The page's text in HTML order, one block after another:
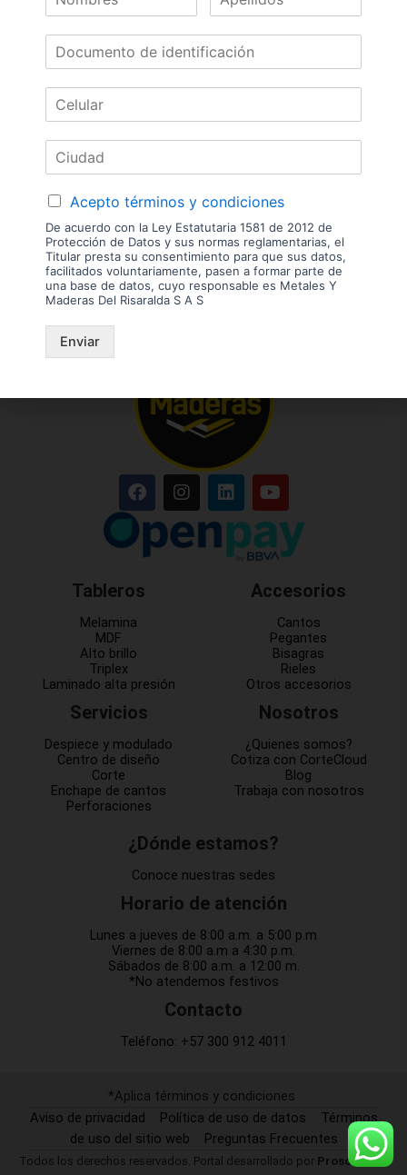
Nuestras
Marcas
Tableros
Melamina
MDF
Alto brillo
Triplex
Laminado alta presión
Servicios
Despiece y modulado
Centro de diseño
Corte
Enchape de cantos
Perforaciones
Accesorios
Cantos
Pegantes
Bisagras
Rieles
Otros accesorios
Nosotros
¿Quienes somos?
Cotiza con CorteCloud
Blog
Trabaja con nosotros
¿Dónde estamos?
Conoce nuestras sedes
Horario de atención
Lunes a jueves de 8:00 a.m. a 5:00 p.m
Viernes de 8:00 a.m a 4:30 p.m.
Sábados de 8:00 a.m. a 12:00 m.
*No atendemos festivos
Contacto
Teléfono: +57 300 912 4011
*Aplica términos y condiciones
Aviso de privacidad
Política de uso de datos Términos
de uso del sitio web Preguntas Frecuentes
Todos los derechos reservados. Portal desarrollado por Prosof SAS.
Acepto términos y condiciones
De acuerdo con la Ley Estatutaria 1581 de 2012 de
Protección de Datos y sus normas reglamentarias, el
Titular presta su consentimiento para que sus datos,
facilitados voluntariamente, pasen a formar parte de
una base de datos, cuyo responsable es Metales Y
Maderas Del Risaralda S A S
Enviar